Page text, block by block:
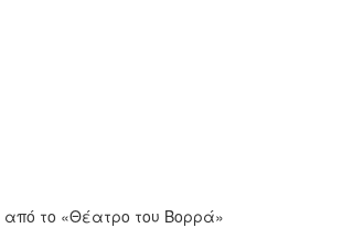
το «Θέατρο του Βορρά»